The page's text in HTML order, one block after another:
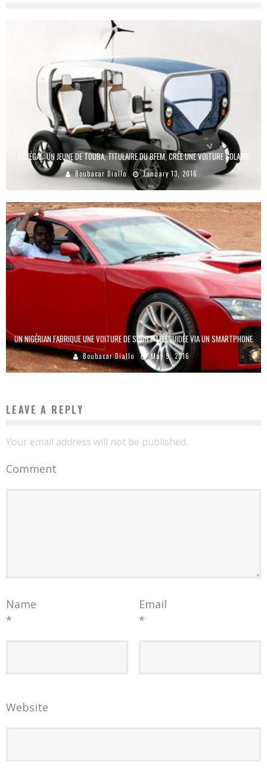
SÉNÉGAL: UN JEUNE DE TOUBA, TITULAIRE DU BFEM, CRÉE UNE VOITURE SOLAIRE
Boubacar Diallo January 13, 2016
UN NIGÉRIAN FABRIQUE UNE VOITURE DE SPORT TÉLÉGUIDÉE VIA UN SMARTPHONE
Boubacar Diallo May 9, 2016
LEAVE A REPLY
Your email address will not be published.
Comment
Name
*
Email
*
Website